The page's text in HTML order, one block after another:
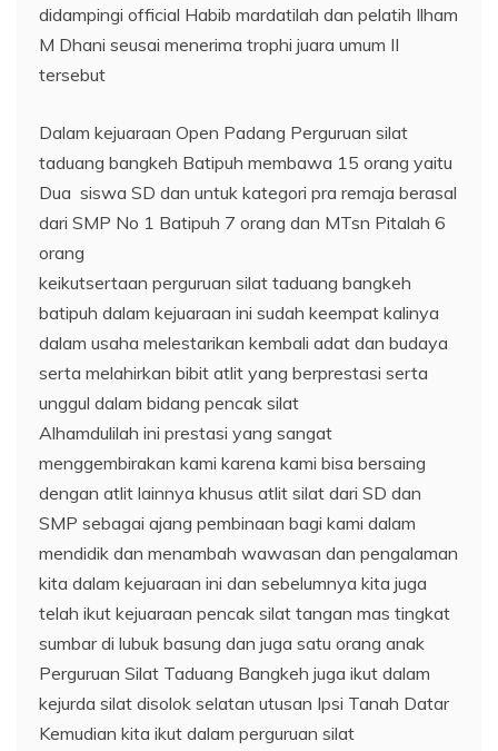
didampingi official Habib mardatilah dan pelatih Ilham
M Dhani seusai menerima trophi juara umum II
tersebut
Dalam kejuaraan Open Padang Perguruan silat
taduang bangkeh Batipuh membawa 15 orang yaitu
Dua siswa SD dan untuk kategori pra remaja berasal
dari SMP No 1 Batipuh 7 orang dan MTsn Pitalah 6
orang
keikutsertaan perguruan silat taduang bangkeh
batipuh dalam kejuaraan ini sudah keempat kalinya
dalam usaha melestarikan kembali adat dan budaya
serta melahirkan bibit atlit yang berprestasi serta
unggul dalam bidang pencak silat
Alhamdulilah ini prestasi yang sangat
menggembirakan kami karena kami bisa bersaing
dengan atlit lainnya khusus atlit silat dari SD dan
SMP sebagai ajang pembinaan bagi kami dalam
mendidik dan menambah wawasan dan pengalaman
kita dalam kejuaraan ini dan sebelumnya kita juga
telah ikut kejuaraan pencak silat tangan mas tingkat
sumbar di lubuk basung dan juga satu orang anak
Perguruan Silat Taduang Bangkeh juga ikut dalam
kejurda silat disolok selatan utusan Ipsi Tanah Datar
Kemudian kita ikut dalam perguruan silat